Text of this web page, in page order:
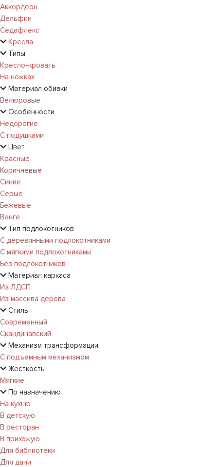
Аккордеон
Дельфин
Седафлекс
Кресла
Типы
Кресло-кровать
На ножках
Материал обивки
Велюровые
Особенности
Недорогие
С подушками
Цвет
Красные
Коричневые
Синие
Серые
Бежевые
Венге
Тип подлокотников
С деревянными подлокотниками
С мягкими подлокотниками
Без подлокотников
Материал каркаса
Из ЛДСП
Из массива дерева
Стиль
Современный
Скандинавский
Механизм трансформации
С подъемным механизмом
Жесткость
Мягкие
По назначению
На кухню
В детскую
В ресторан
В прихожую
Для библиотеки
Для дачи